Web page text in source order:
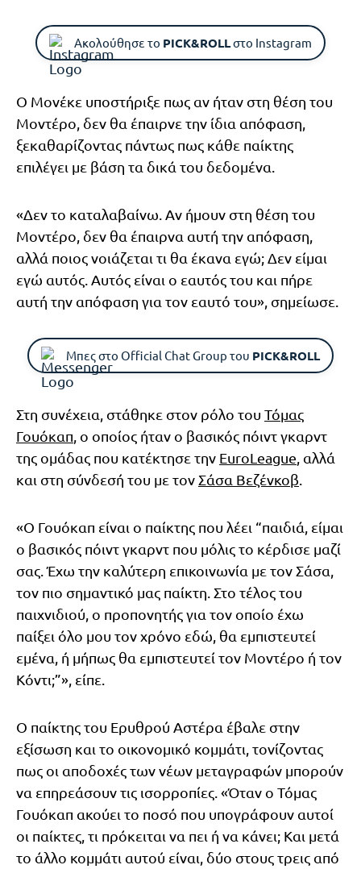
Ακολούθησε το PICK&ROLLστο Instagram
Ο Μονέκε υποστήριξε πως αν ήταν στη θέση του
Μοντέρο, δεν θα έπαιρνε την ίδια απόφαση,
ξεκαθαρίζοντας πάντως πως κάθε παίκτης
επιλέγει με βάση τα δικά του δεδομένα.
«Δεν το καταλαβαίνω. Αν ήμουν στη θέση του
Μοντέρο, δεν θα έπαιρνα αυτή την απόφαση,
αλλά ποιος νοιάζεται τι θα έκανα εγώ; Δεν είμαι
εγώ αυτός. Αυτός είναι ο εαυτός του και πήρε
αυτή την απόφαση για τον εαυτό του», σημείωσε.
Μπες στο Official Chat Group του PICK&ROLL
Στη συνέχεια, στάθηκε στον ρόλο του Τόμας
Γουόκαπ , ο οποίος ήταν ο βασικός πόιντ γκαρντ
της ομάδας που κατέκτησε την EuroLeague , αλλά
και στη σύνδεσή του με τονΣάσα Βεζένκοβ
«Ο Γουόκαπ είναι ο παίκτης που λέει “παιδιά, είμαι
ο βασικός πόιντ γκαρντ που μόλις το κέρδισε μαζί
σας. Έχω την καλύτερη επικοινωνία με τον Σάσα,
τον πιο σημαντικό μας παίκτη. Στο τέλος του
παιχνιδιού, ο προπονητής για τον οποίο έχω
παίξει όλο μου τον χρόνο εδώ, θα εμπιστευτεί
εμένα, ή μήπως θα εμπιστευτεί τον Μοντέρο ή τον
Κόντι;”», είπε.
Ο παίκτης του Ερυθρού Αστέρα έβαλε στην
εξίσωση και το οικονομικό κομμάτι, τονίζοντας
πως οι αποδοχές των νέων μεταγραφών μπορούν
να επηρεάσουν τις ισορροπίες. «Όταν ο Τόμας
Γουόκαπ ακούει το ποσό που υπογράφουν αυτοί
οι παίκτες, τι πρόκειται να πει ή να κάνει; Και μετά
το άλλο κομμάτι αυτού είναι, δύο στους τρεις από